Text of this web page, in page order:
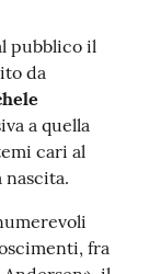
pubblico il
da
a quella
cari al
nascita.
fra